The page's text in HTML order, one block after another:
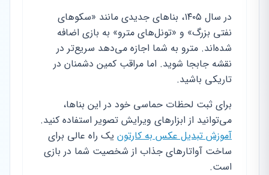
در سال ۱۴۰۵، بناهای جدیدی مانند «سکوهای
نفتی بزرگ» و «تونل‌های مترو» به بازی اضافه
شده‌اند. مترو به شما اجازه می‌دهد سریع‌تر در
نقشه جابجا شوید. اما مراقب کمین دشمنان در
تاریکی باشید.
برای ثبت لحظات حماسی خود در این بناها،
می‌توانید از ابزارهای ویرایش تصویر استفاده کنید.
آموزش تبدیل عکس به کارتون یک راه عالی برای
ساخت آواتارهای جذاب از شخصیت شما در بازی
است.